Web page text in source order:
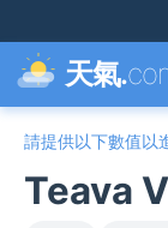
天氣.
請提供以下數值以
Teava